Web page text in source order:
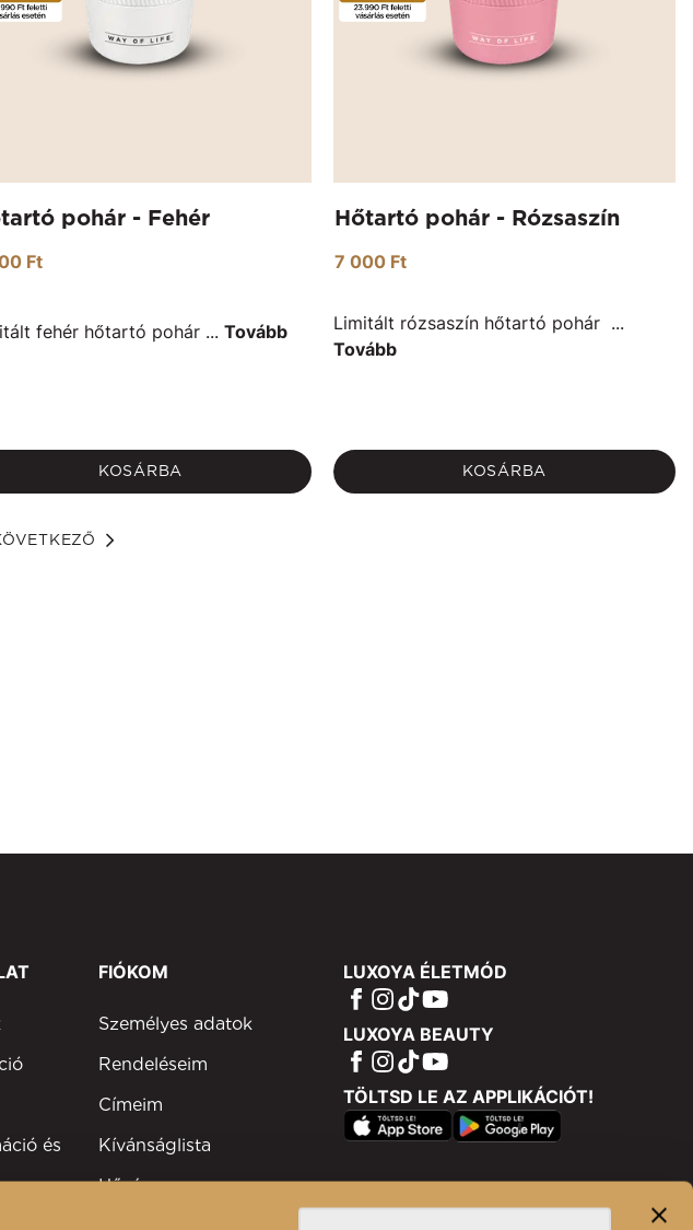
pohár - Fehér
Ft
fehér hőtartó pohár ... Tovább
KOSÁRBA
Hőtartó pohár - Rózsaszín
7 000 Ft
Limitált rózsaszín hőtartó pohár ...
Tovább
KOSÁRBA
és
FIÓKOM
Személyes adatok
Rendeléseim
Címeim
Kívánságlista
Hűségprogram
LUXOYA ÉLETMÓD
LUXOYA BEAUTY
TÖLTSD LE AZ APPLIKÁCIÓT!